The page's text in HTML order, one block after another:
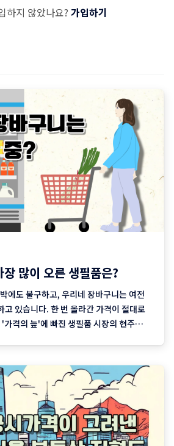
하지 않았나요? 가입하기
많이 오른 생필품은?
에도 불구하고, 우리네 장바구니는 여전
고 있습니다. 한 번 올라간 가격이 절대로
가격의 늪'에 빠진 생필품 시장의 현주소
당신, 결제창에